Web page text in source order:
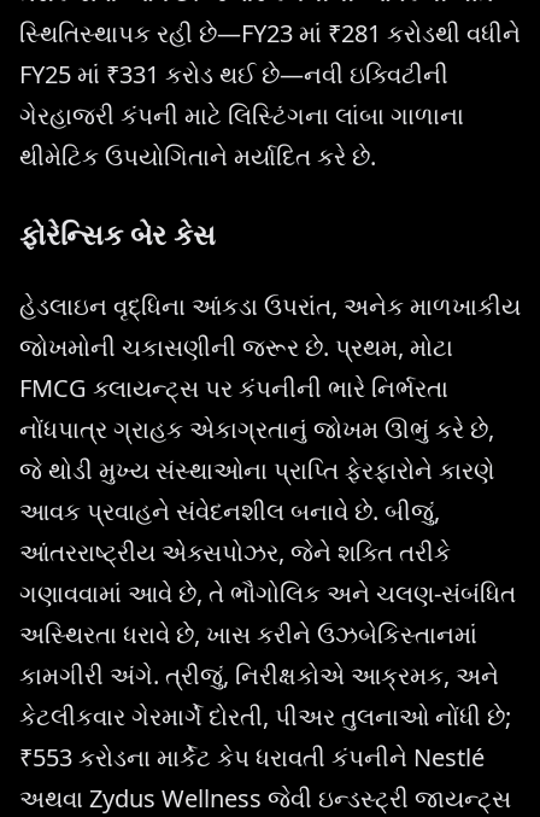
સ્થિતિસ્થાપક રહી છે—FY23 માં ₹281 કરોડથી વધીને
FY25 માં ₹331 કરોડ થઈ છે—નવી ઇક્વિટીની
ગેરહાજરી કંપની માટે લિસ્ટિંગના લાંબા ગાળાના
થીમેટિક ઉપયોગિતાને મર્યાદિત કરે છે.
ફોરેન્સિક બેર કેસ
હેડલાઇન વૃદ્ધિના આંકડા ઉપરાંત, અનેક માળખાકીય
જોખમોની ચકાસણીની જરૂર છે. પ્રથમ, મોટા
FMCG ક્લાયન્ટ્સ પર કંપનીની ભારે નિર્ભરતા
નોંધપાત્ર ગ્રાહક એકાગ્રતાનું જોખમ ઊભું કરે છે,
જે થોડી મુખ્ય સંસ્થાઓના પ્રાપ્તિ ફેરફારોને કારણે
આવક પ્રવાહને સંવેદનશીલ બનાવે છે. બીજું,
આંતરરાષ્ટ્રીય એક્સપોઝર, જેને શક્તિ તરીકે
ગણાવવામાં આવે છે, તે ભૌગોલિક અને ચલણ-સંબંધિત
અસ્થિરતા ધરાવે છે, ખાસ કરીને ઉઝબેકિસ્તાનમાં
કામગીરી અંગે. ત્રીજું, નિરીક્ષકોએ આક્રમક, અને
કેટલીકવાર ગેરમાર્ગે દોરતી, પીઅર તુલનાઓ નોંધી છે;
₹553 કરોડના માર્કેટ કેપ ધરાવતી કંપનીને Nestlé
અથવા Zydus Wellness જેવી ઇન્ડસ્ટ્રી જાયન્ટ્સ